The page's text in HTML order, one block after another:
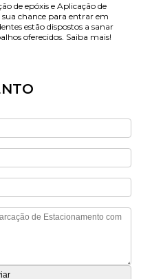
de epóxis e Aplicação de
chance para entrar em
estão dispostos a sanar
oferecidos. Saiba mais!